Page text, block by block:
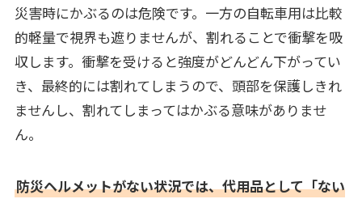
災害時にかぶるのは危険です。一方の自転車用は比較
的軽量で視界も遮りませんが、割れることで衝撃を吸
収します。衝撃を受けると強度がどんどん下がってい
き、最終的には割れてしまうので、頭部を保護しきれ
ませんし、割れてしまってはかぶる意味がありませ
ん。
防災ヘルメットがない状況では、代用品として「ない